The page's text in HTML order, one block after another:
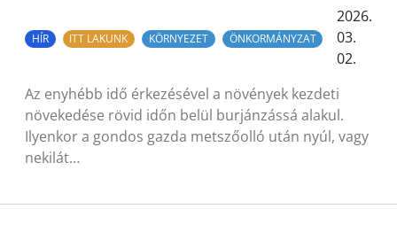
HÍR ITT LAKUNK KÖRNYEZET ÖNKORMÁNYZAT
2026.
03.
02.
Az enyhébb idő érkezésével a növények kezdeti
növekedése rövid időn belül burjánzássá alakul.
Ilyenkor a gondos gazda metszőolló után nyúl, vagy
nekilát…